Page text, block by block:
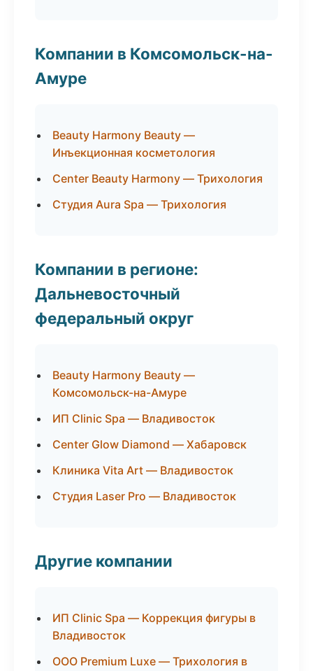
Компании в Комсомольск-на-
Амуре
Beauty Harmony Beauty —
Инъекционная косметология
Center Beauty Harmony — Трихология
Студия Aura Spa — Трихология
Компании в регионе:
Дальневосточный
федеральный округ
Beauty Harmony Beauty —
Комсомольск-на-Амуре
ИП Clinic Spa — Владивосток
Center Glow Diamond — Хабаровск
Клиника Vita Art — Владивосток
Студия Laser Pro — Владивосток
Другие компании
ИП Clinic Spa — Коррекция фигуры в
Владивосток
ООО Premium Luxe — Трихология в